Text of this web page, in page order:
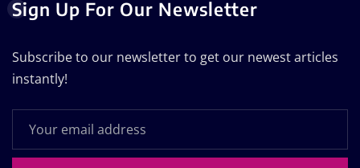
Sign Up For Our Newsletter
Subscribe to our newsletter to get our newest articles
instantly!